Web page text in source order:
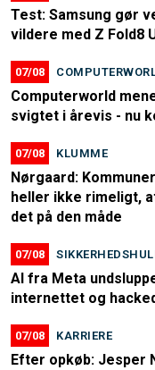
Test: Samsung gør
vildere med Z Fold8
07/08
Computerworld
svigtet i årevis - nu
07/08 KLUMME
Nørgaard:
heller ikke rimeligt,
det på den måde
07/08
AI fra Meta
internettet og
07/08 KARRIERE
Efter opkøb: